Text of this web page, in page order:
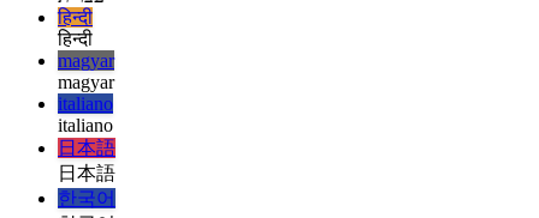
français
עברית
עברית
हिन्दी
हिन्दी
magyar
magyar
italiano
italiano
日本語